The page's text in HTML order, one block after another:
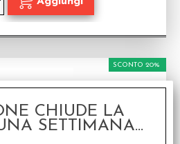
SCONTO 20%
CHIUDE LA
SETTIMANA...